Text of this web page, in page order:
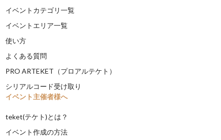
イベントカテゴリ一覧
イベントエリア一覧
使い方
よくある質問
PRO ARTEKET（プロアルテケト）
シリアルコード受け取り
イベント主催者様へ
teket(テケト)とは？
イベント作成の方法